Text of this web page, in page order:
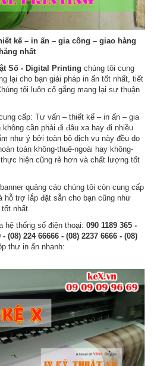
kế – in ấn – gia công – giao hàng
nhất
Số - Digital Printing chúng tôi cung
lại cho bạn giải pháp in ấn tốt nhất, tiết
tôi luôn cố gắng mang lại sự thuận
cấp: Tư vấn – thiết kế – in ấn – gia
cần phải đi đâu xa hay đi nhiều
như ý bởi toàn bộ dịch vụ này đều do
toàn không-thuê-ngoài hay không-
hiện cũng rẻ hơn và chất lượng tốt
quảng cáo chúng tôi còn cung cấp
hỗ trợ lắp đặt sẵn cho bạn cũng như
nhất.
hệ thống số điện thoại: 090 1189 365 -
(08) 224 66666 - (08) 2237 6666 - (08)
thư in ấn nhanh: